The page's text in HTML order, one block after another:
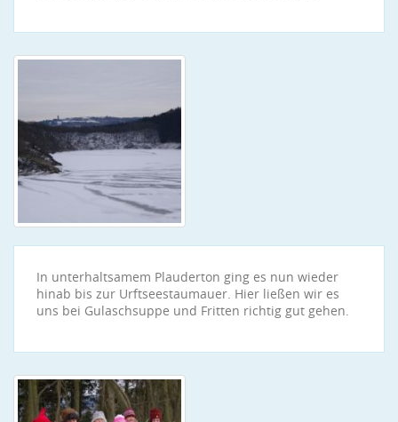
In unterhaltsamem Plauderton ging es nun wieder
hinab bis zur Urftseestaumauer. Hier ließen wir es
uns bei Gulaschsuppe und Fritten richtig gut gehen.